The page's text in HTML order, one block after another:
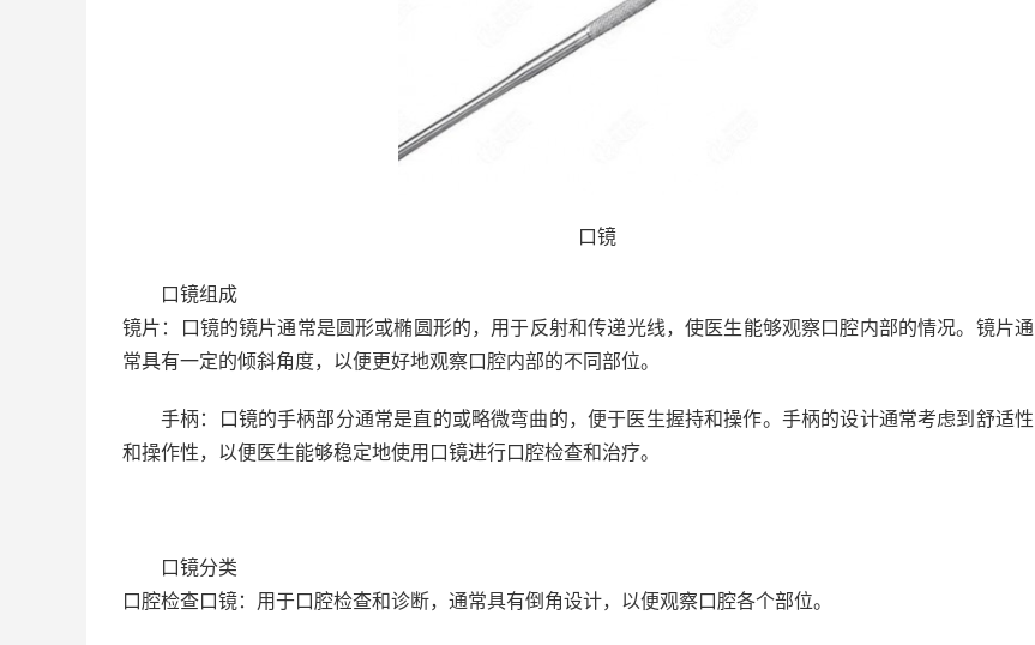
口镜
口镜组成
镜片：口镜的镜片通常是圆形或椭圆形的，用于反射和传递光线，使医生能够观察口腔内部的情况。镜片通
常具有一定的倾斜角度，以便更好地观察口腔内部的不同部位。
手柄：口镜的手柄部分通常是直的或略微弯曲的，便于医生握持和操作。手柄的设计通常考虑到舒适性
和操作性，以便医生能够稳定地使用口镜进行口腔检查和治疗。
口镜分类
口腔检查口镜：用于口腔检查和诊断，通常具有倒角设计，以便观察口腔各个部位。